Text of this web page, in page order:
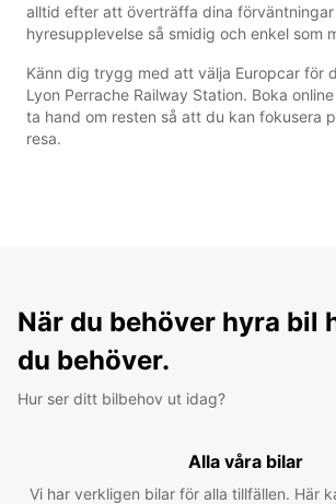
alltid efter att överträffa dina
hyresupplevelse så smidig och enkel som
Känn dig trygg med att välja Europcar för
Lyon Perrache Railway Station. Boka
ta hand om resten så att du kan fokusera
resa.
När du behöver hyra bil
du behöver.
Hur ser ditt bilbehov ut idag?
Alla våra bilar
Vi har verkligen bilar för alla tillfällen. Här